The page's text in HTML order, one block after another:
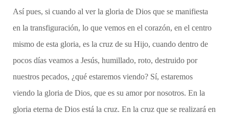
Así pues, si cuando al ver la gloria de Dios que se manifiesta
en la transfiguración, lo que vemos en el corazón, en el centro
mismo de esta gloria, es la cruz de su Hijo, cuando dentro de
pocos días veamos a Jesús, humillado, roto, destruido por
nuestros pecados, ¿qué estaremos viendo? Sí, estaremos
viendo la gloria de Dios, que es su amor por nosotros. En la
gloria eterna de Dios está la cruz. En la cruz que se realizará en